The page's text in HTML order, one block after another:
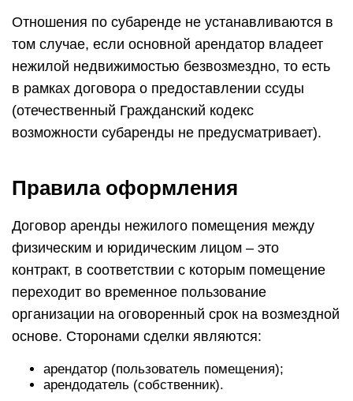
Отношения по субаренде не устанавливаются в
том случае, если основной арендатор владеет
нежилой недвижимостью безвозмездно, то есть
в рамках договора о предоставлении ссуды
(отечественный Гражданский кодекс
возможности субаренды не предусматривает).
Правила оформления
Договор аренды нежилого помещения между
физическим и юридическим лицом – это
контракт, в соответствии с которым помещение
переходит во временное пользование
организации на оговоренный срок на возмездной
основе. Сторонами сделки являются:
арендатор (пользователь помещения);
арендодатель (собственник).